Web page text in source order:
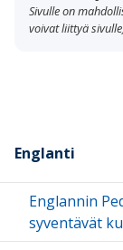
Sivulle on
voivat liittyä
Englanti
Englannin
syventävät